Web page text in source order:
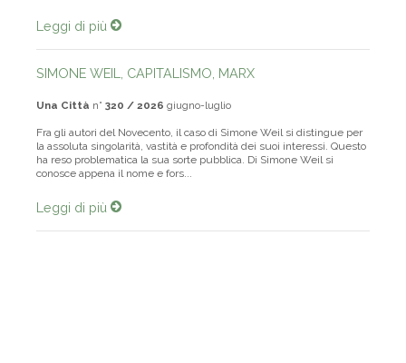
Leggi di più
SIMONE WEIL, CAPITALISMO, MARX
Una Città n° 320 / 2026 giugno-luglio
Fra gli autori del Novecento, il caso di Simone Weil si distingue per
la assoluta singolarità, vastità e profondità dei suoi interessi. Questo
ha reso problematica la sua sorte pubblica. Di Simone Weil si
conosce appena il nome e fors...
Leggi di più